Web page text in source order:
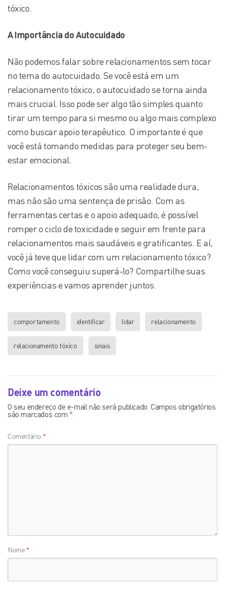
tóxico.
A Importância do Autocuidado
Não podemos falar sobre relacionamentos sem tocar
no tema do autocuidado. Se você está em um
relacionamento tóxico, o autocuidado se torna ainda
mais crucial. Isso pode ser algo tão simples quanto
tirar um tempo para si mesmo ou algo mais complexo
como buscar apoio terapêutico. O importante é que
você está tomando medidas para proteger seu bem-
estar emocional.
Relacionamentos tóxicos são uma realidade dura,
mas não são uma sentença de prisão. Com as
ferramentas certas e o apoio adequado, é possível
romper o ciclo de toxicidade e seguir em frente para
relacionamentos mais saudáveis e gratificantes. E aí,
você já teve que lidar com um relacionamento tóxico?
Como você conseguiu superá-lo? Compartilhe suas
experiências e vamos aprender juntos.
comportamento identificar lidar relacionamento
relacionamento tóxico sinais
Deixe um comentário
O seu endereço de e-mail não será publicado. Campos obrigatórios
são marcados com *
Comentário *
Nome*